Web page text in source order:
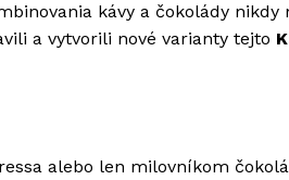
kávy a čokolády nikdy
a vytvorili nové varianty tejto
alebo len milovníkom